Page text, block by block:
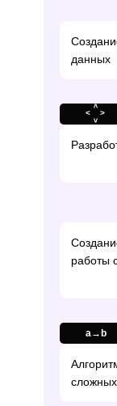
данных
работы
а→b
< >
<
>